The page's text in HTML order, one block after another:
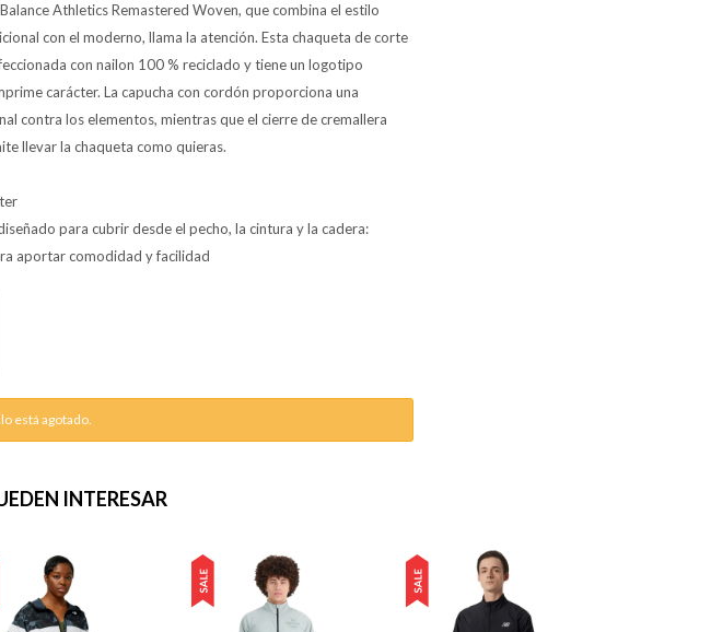
Athletics Remastered Woven, que combina el estilo
con el moderno, llama la atención. Esta chaqueta de corte
con nailon 100 % reciclado y tiene un logotipo
carácter. La capucha con cordón proporciona una
contra los elementos, mientras que el cierre de cremallera
llevar la chaqueta como quieras.
para cubrir desde el pecho, la cintura y la cadera:
aportar comodidad y facilidad
está agotado.
INTERESAR